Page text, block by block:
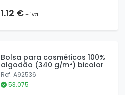
1.12 €+ iva
Bolsa para cosméticos 100%
algodão (340 g/m²) bicolor
Ref. A92536
53.075